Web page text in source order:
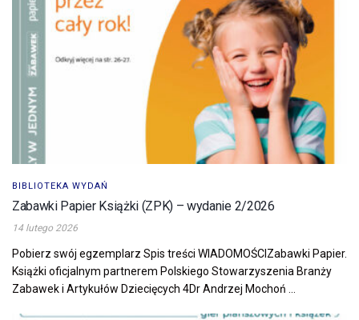
BIBLIOTEKA WYDAŃ
Zabawki Papier Książki (ZPK) – wydanie 2/2026
14 lutego 2026
Pobierz swój egzemplarz Spis treści WIADOMOŚCIZabawki Papier.
Książki oficjalnym partnerem Polskiego Stowarzyszenia Branży
Zabawek i Artykułów Dziecięcych 4Dr Andrzej Mochoń ...